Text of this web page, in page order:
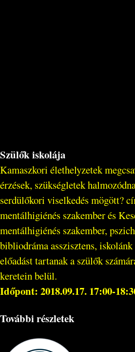
Szülők iskolája
Kamaszkori élethelyzetek
érzések, szükségletek
serdülőkori viselkedés mögött?
mentálhigiénés szakember és
mentálhigiénés szakember,
bibliodráma asszisztens, iskolánk
előadást tartanak a szülők
keretein belül.
Időpont: 2018.09.17. 17:00-
További részletek